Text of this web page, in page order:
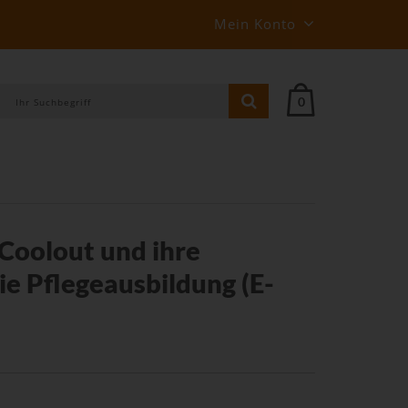
Mein Konto
0
und ihre
Pflegeausbildung (E-